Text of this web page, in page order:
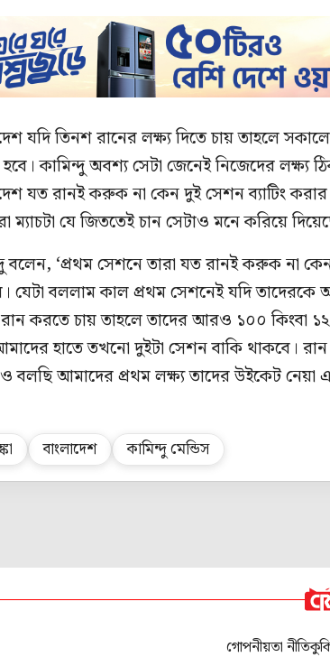
যদি তিনশ রানের লক্ষ্য দিতে চায় তাহলে
কামিন্দু অবশ্য সেটা জেনেই নিজেদের লক্ষ্য
যত রানই করুক না কেন দুই সেশন ব্যাটিং
ম্যাচটা যে জিততেই চান সেটাও মনে করিয়ে
বলেন, ‘প্রথম সেশনে তারা যত রানই করুক না
যেটা বললাম কাল প্রথম সেশনেই যদি
করতে চায় তাহলে তাদের আরও ১০০ কিংবা
হাতে তখনো দুইটা সেশন বাকি থাকবে।
বলছি আমাদের প্রথম লক্ষ্য তাদের উইকেট নেয়া
বাংলাদেশ কামিন্দু মেন্ডিস
গোপনীয়তা নীতি